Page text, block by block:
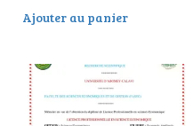
Ajouter au panier